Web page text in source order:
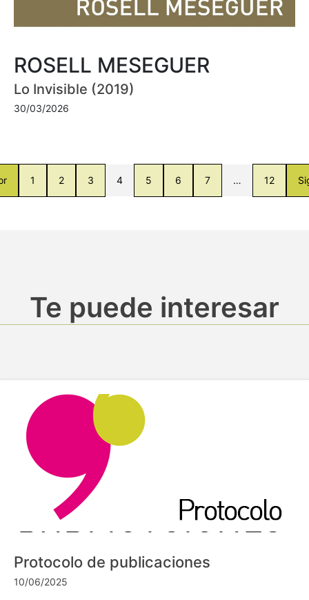
ROSELL MESEGUER
Lo Invisible (2019)
30/03/2026
1 2 3 4 5 6 7 … 12
Te puede interesar
Protocolo de publicaciones
10/06/2025